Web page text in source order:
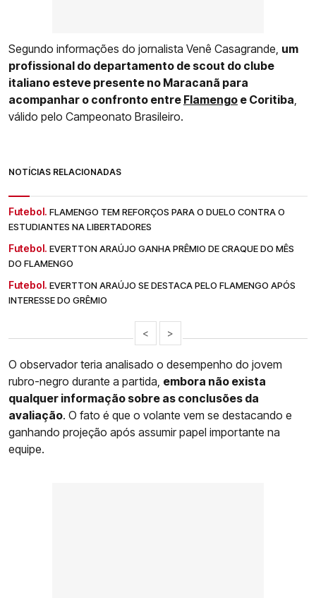
Segundo informações do jornalista Venê Casagrande, um
profissional do departamento de scout do clube
italiano esteve presente no Maracanã para
acompanhar o confronto entre Flamengo e Coritiba
válido pelo Campeonato Brasileiro.
NOTÍCIAS RELACIONADAS
Futebol. FLAMENGO TEM REFORÇOS PARA O DUELO CONTRA O
ESTUDIANTES NA LIBERTADORES
Futebol. EVERTTON ARAÚJO GANHA PRÊMIO DE CRAQUE DO MÊS
DO FLAMENGO
Futebol. EVERTTON ARAÚJO SE DESTACA PELO FLAMENGO APÓS
INTERESSE DO GRÊMIO
< >
O observador teria analisado o desempenho do jovem
rubro-negro durante a partida, embora não exista
qualquer informação sobre as conclusões da
avaliação. O fato é que o volante vem se destacando e
ganhando projeção após assumir papel importante na
equipe.